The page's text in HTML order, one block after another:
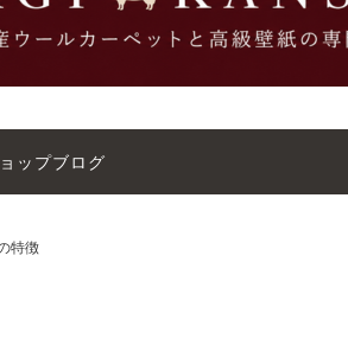
The Wilton
ペ
カーペットクリーナー｜シミトリ
ウールラグ
カーペットガイド
ップブログ
特徴